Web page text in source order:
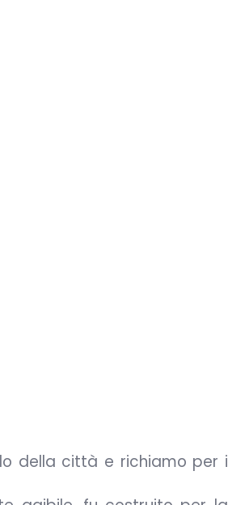
della città e richiamo per i